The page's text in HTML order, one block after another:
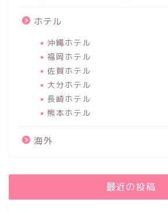
ホテル
沖縄ホテル
福岡ホテル
佐賀ホテル
大分ホテル
長崎ホテル
熊本ホテル
海外
最近の投稿